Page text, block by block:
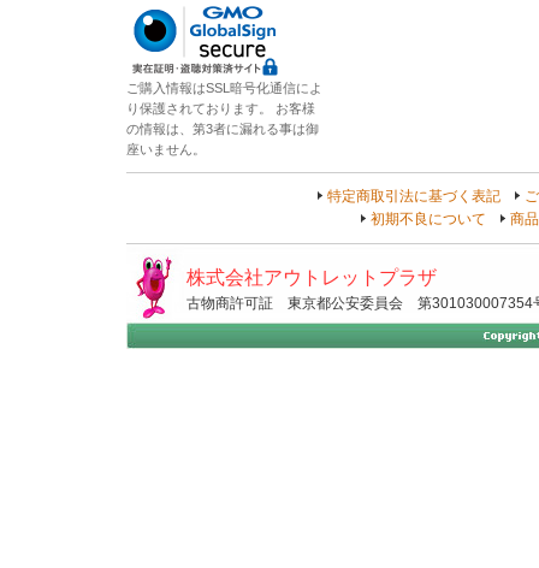
ご購入情報はSSL暗号化通信によ
り保護されております。 お客様
の情報は、第3者に漏れる事は御
座いません。
特定商取引法に基づく表記
初期不良について
商
株式会社アウトレットプラザ
古物商許可証 東京都公安委員会 第301030007354